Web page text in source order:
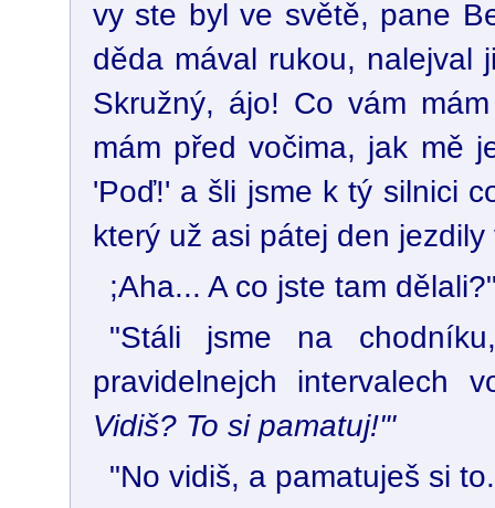
vy ste byl ve světě, pane
děda mával rukou, nalejval
Skružný, ájo! Co vám
mám před vočima, jak mě
'Poď!' a šli jsme k tý silnici
který už asi pátej den
;Aha... A co jste tam
"Stáli jsme na
pravidelnejch intervalech
Vidiš? To si pamatuj!'"
"No vidiš, a pamatuješ si